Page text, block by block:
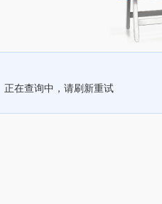
正在查询中，请刷新重试